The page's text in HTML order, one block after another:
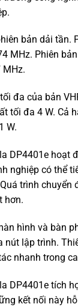
bản dải tần.
MHz. Phiên
đa của bản
tối đa 4 W. Cả
W.
DP4401e hoạt
nghiệp có thể
trình chuyển
hơn.
hình và bàn
nút lập trình.
nhanh trong
DP4401e tích
kết nối này